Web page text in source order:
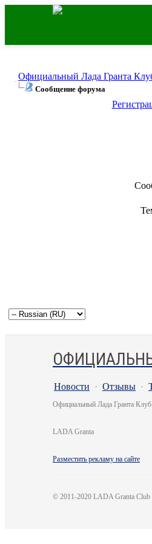
Официальный Лада Гранта
Сообщение форума
Новости · Отзывы ·
Официальный Лада Гранта Клуб
LADA Granta
Разместить рекламу на сайте
© 2011-2020 LADA Granta Club